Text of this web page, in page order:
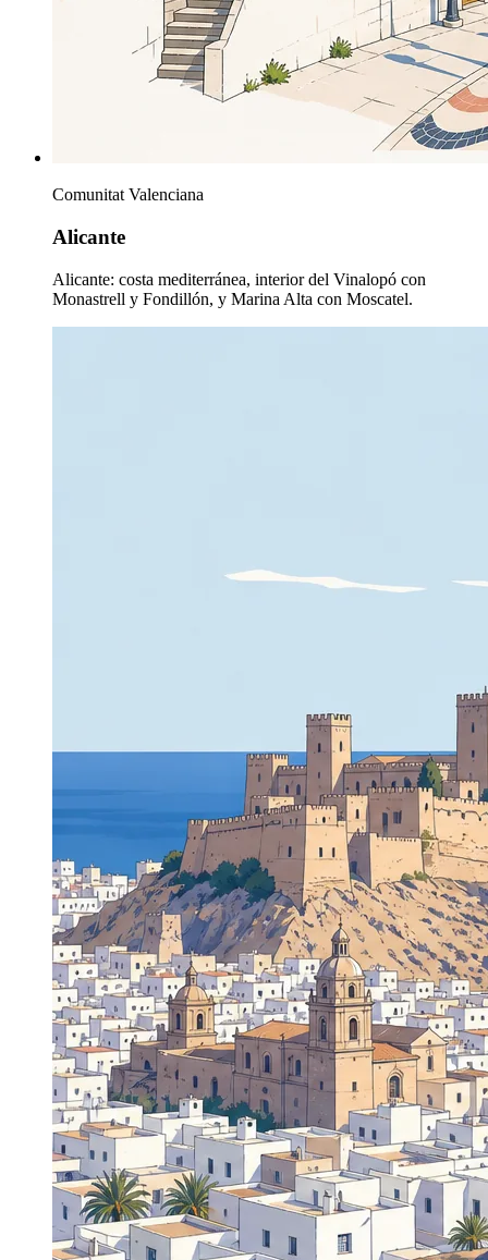
Comunitat Valenciana
Alicante
Alicante: costa mediterránea, interior del Vinalopó con
Monastrell y Fondillón, y Marina Alta con Moscatel.